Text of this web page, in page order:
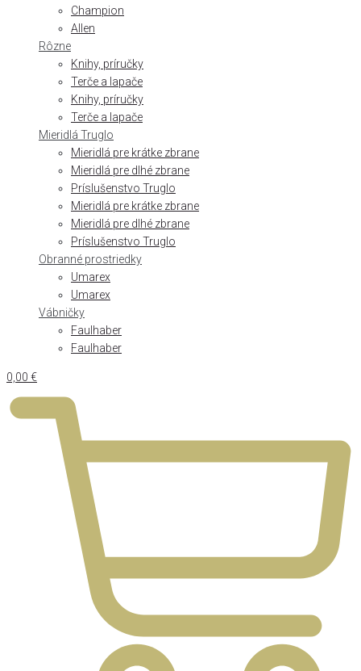
Champion
Allen
Rôzne
Knihy, príručky
Terče a lapače
Knihy, príručky
Terče a lapače
Mieridlá Truglo
Mieridlá pre krátke zbrane
Mieridlá pre dlhé zbrane
Príslušenstvo Truglo
Mieridlá pre krátke zbrane
Mieridlá pre dlhé zbrane
Príslušenstvo Truglo
Obranné prostriedky
Umarex
Umarex
Vábničky
Faulhaber
Faulhaber
0,00 €